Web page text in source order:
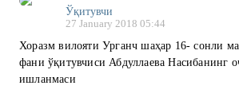
Ўқитувчи
27 January 2018 05:44
Хоразм вилояти Урганч шаҳар 16- сонли
фани ўқитувчиси Абдуллаева Насибанинг
ишланмаси